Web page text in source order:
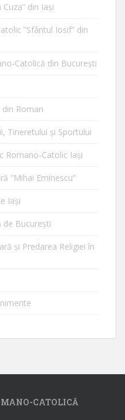
din Iaşi
”Sfântul Iosif” din
Catolică din Bucureşti
Roman
Tineretului şi Sportului
Romano-Catolic Iaşi
”Mihai Eminescu”
Iaşi
de Bucureşti
și Predarea Religiei în
CATOLICĂ